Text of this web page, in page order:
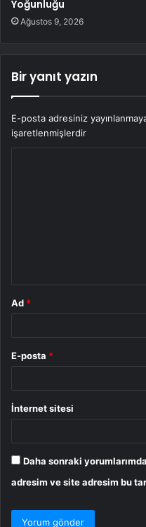
Yoğunluğu
Ağustos 9, 2026
Bir yanıt yazın
E-posta adresiniz
işaretlenmişlerdir
Ad *
E-posta *
İnternet sitesi
Daha sonraki
adresim ve site adresim bu